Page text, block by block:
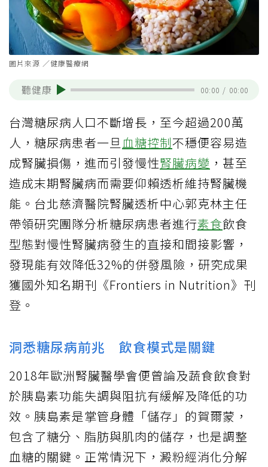
圖片來源 ／健康醫療網
聽健康 00:00 / 00:00
台灣糖尿病人口不斷增長，至今超過200萬
人，糖尿病患者一旦 血糖控制不穩便容易造
成腎臟損傷，進而引發慢性腎臟病變 ，甚至
造成末期腎臟病而需要仰賴透析維持腎臟機
能。台北慈濟醫院腎臟透析中心郭克林主任
帶領研究團隊分析糖尿病患者進行素食飲食
型態對慢性腎臟病發生的直接和間接影響，
發現能有效降低32%的併發風險，研究成果
獲國外知名期刊《Frontiers in Nutrition》刊
登。
洞悉糖尿病前兆 飲食模式是關鍵
2018年歐洲腎臟醫學會便曾論及蔬食飲食對
於胰島素功能失調與阻抗有緩解及降低的功
效。胰島素是掌管身體「儲存」的賀爾蒙，
包含了糖分、脂肪與肌肉的儲存，也是調整
血糖的關鍵。正常情況下，澱粉經消化分解